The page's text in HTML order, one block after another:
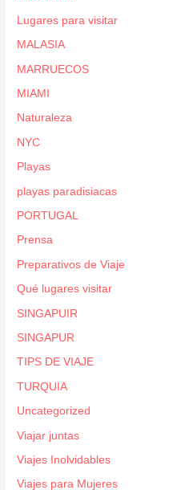
Lugares para visitar
MALASIA
MARRUECOS
MIAMI
Naturaleza
NYC
Playas
playas paradisiacas
PORTUGAL
Prensa
Preparativos de Viaje
Qué lugares visitar
SINGAPUIR
SINGAPUR
TIPS DE VIAJE
TURQUIA
Uncategorized
Viajar juntas
Viajes Inolvidables
Viajes para Mujeres